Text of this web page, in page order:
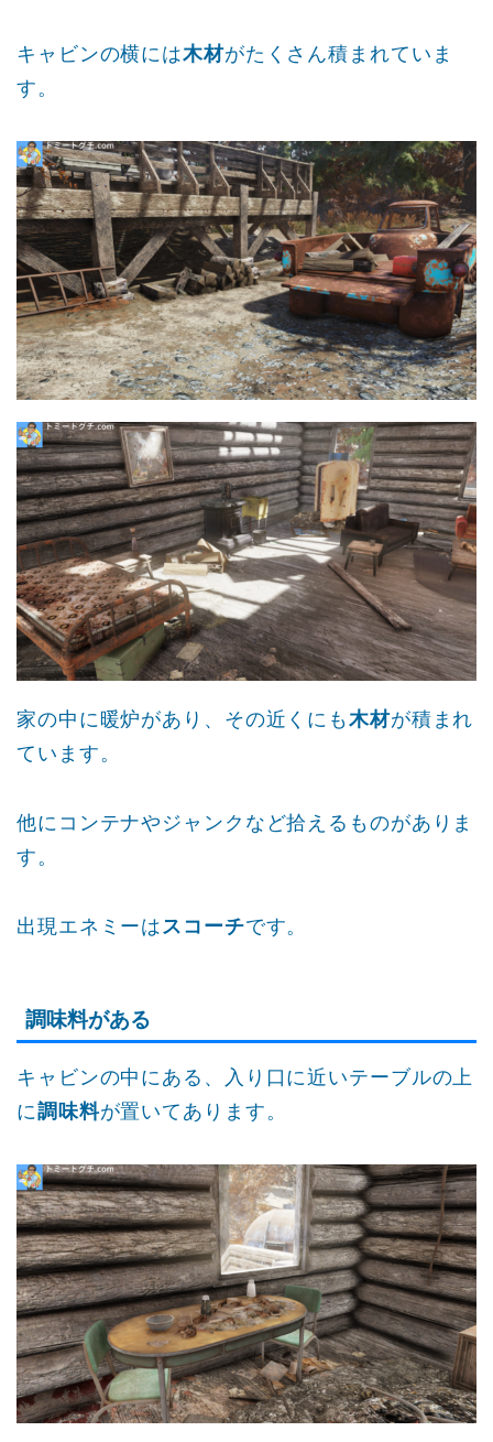
キャビンの横には木材がたくさん積まれていま
す。
家の中に暖炉があり、その近くにも木材が積まれ
ています。
他にコンテナやジャンクなど拾えるものがありま
す。
出現エネミーはスコーチです。
調味料がある
キャビンの中にある、入り口に近いテーブルの上
に調味料が置いてあります。